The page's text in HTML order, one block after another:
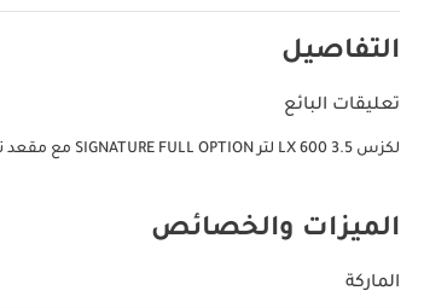
التفاصيل
تعليقات البائع
لكزس LX 600 3.5 لتر SIGNATURE FULL OPTION مع مقعد تدليك VIP MBS AUTOBIPGRAPHY
الميزات والخصائص
الماركة